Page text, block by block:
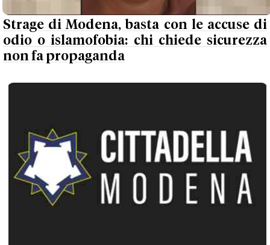
Strage di Modena, basta con le accuse di
odio o islamofobia: chi chiede sicurezza
non fa propaganda